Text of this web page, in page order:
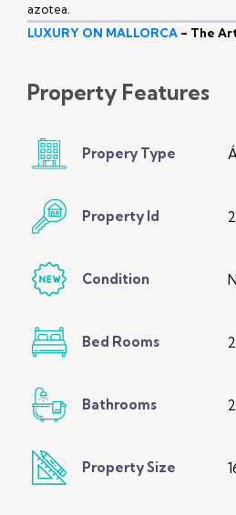
azotea.
LUXURY ON MALLORCA – The
Property Features
Propery Type
Property Id
Condition
Bed Rooms 2
Bathrooms 2
Property Size